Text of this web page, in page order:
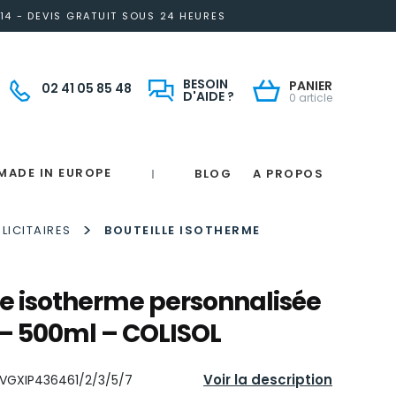
- DEVIS GRATUIT SOUS 24 HEURES
02 41 05 85 48 BESOIN
D'AIDE ?
PANIER
0 article
IN EUROPE | BLOG A PROPOS
>
BOUTEILLE ISOTHERME
isotherme personnalisée
500ml – COLISOL
VGXIP436461/2/3/5/7 Voir la description